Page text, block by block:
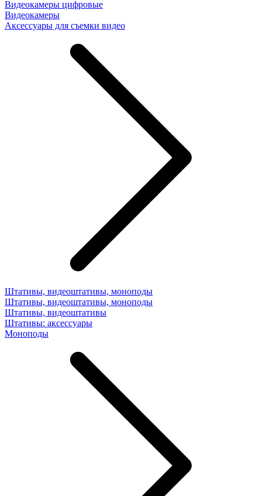
Видеокамеры цифровые
Видеокамеры
Аксессуары для съемки видео
Штативы, видеоштативы, моноподы
Штативы, видеоштативы, моноподы
Штативы, видеоштативы
Штативы: аксессуары
Моноподы